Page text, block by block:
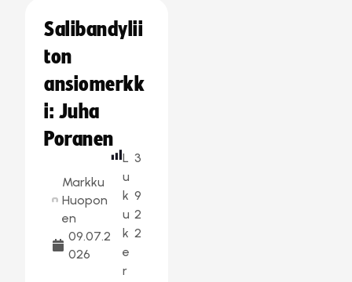
Salibandylii
ton
ansiomerkk
i: Juha
Poranen
Markku
Huopon
en
09.07.2
026
L
u
k
u
k
e
r
3
9
2
2